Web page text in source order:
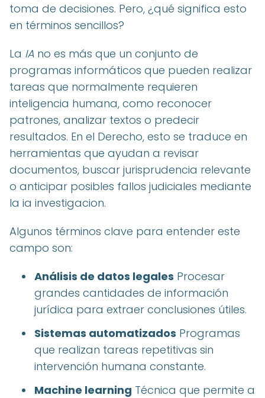
toma de decisiones. Pero, ¿qué significa esto
en términos sencillos?
La IA no es más que un conjunto de
programas informáticos que pueden realizar
tareas que normalmente requieren
inteligencia humana, como reconocer
patrones, analizar textos o predecir
resultados. En el Derecho, esto se traduce en
herramientas que ayudan a revisar
documentos, buscar jurisprudencia relevante
o anticipar posibles fallos judiciales mediante
la ia investigacion.
Algunos términos clave para entender este
campo son:
Análisis de datos legales Procesar
grandes cantidades de información
jurídica para extraer conclusiones útiles.
Sistemas automatizados Programas
que realizan tareas repetitivas sin
intervención humana constante.
Machine learning Técnica que permite a